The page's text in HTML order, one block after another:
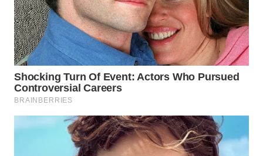
WN
LABUHANBATU
WN
TAPANULI
TENGAH